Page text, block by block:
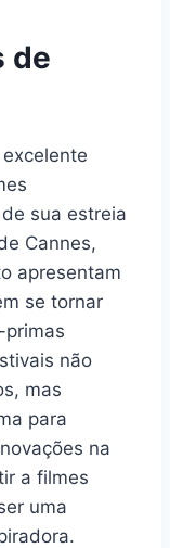
de
sua estreia
Cannes,
apresentam
se tornar
não
mas
para
na
a filmes
uma